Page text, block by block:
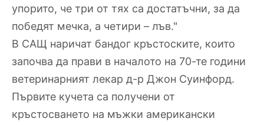
упорито, че три от тях са достатъчни, за да
победят мечка, а четири – лъв."
В САЩ наричат бандог кръстоските, които
започва да прави в началото на 70-те години
ветеринарният лекар д-р Джон Суинфорд.
Първите кучета са получени от
кръстосването на мъжки американски